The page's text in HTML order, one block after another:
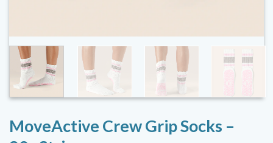
MoveActive Crew Grip Socks –